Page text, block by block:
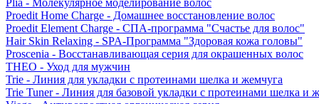
Plia - Молекулярное моделирование волос
Proedit Home Charge - Домашнее восстановление волос
Proedit Element Charge - СПА-программа "Счастье для волос"
Hair Skin Relaxing - SPA-Программа "Здоровая кожа головы"
Proscenia - Восстанавливающая серия для окрашенных волос
THEO - Уход для мужчин
Trie - Линия для укладки с протеинами шелка и жемчуга
Trie Tuner - Линия для базовой укладки с протеинами шелка и